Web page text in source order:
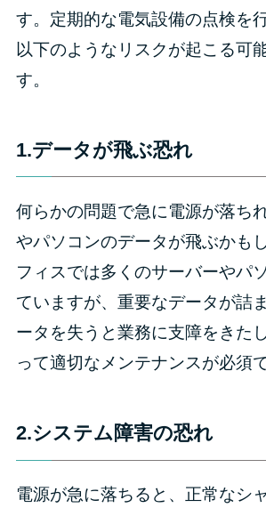
す。定期的な電気設備の点検を
以下のようなリスクが起こる可
す。
1.データが飛ぶ恐れ
何らかの問題で急に電源が落ち
やパソコンのデータが飛ぶかも
フィスでは多くのサーバーやパ
ていますが、重要なデータが詰
ータを失うと業務に支障をきた
って適切なメンテナンスが必須で
2.システム障害の恐れ
電源が急に落ちると、正常なシ